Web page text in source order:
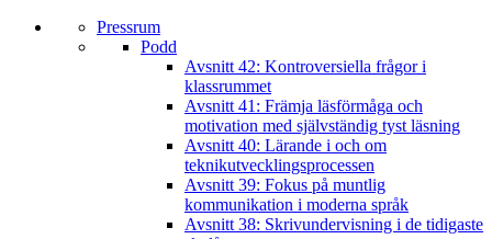
Pressrum
Podd
Avsnitt 42: Kontroversiella frågor i
klassrummet
Avsnitt 41: Främja läsförmåga och
motivation med självständig tyst läsning
Avsnitt 40: Lärande i och om
teknikutvecklingsprocessen
Avsnitt 39: Fokus på muntlig
kommunikation i moderna språk
Avsnitt 38: Skrivundervisning i de tidigaste